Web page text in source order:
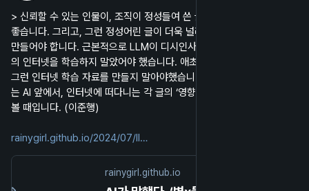
> 신뢰할 수 있는 인물이, 조직이 정성들여 쓴 글을 애써 찾아 읽는 것이
좋습니다. 그리고, 그런 정성어린 글이 더욱 널리 퍼져나가는 생태계를
만들어야 합니다. 근본적으로 LLM이 디시인사이드를, 20대 한국 남성
의 인터넷을 학습하지 말았어야 했습니다. 애초에 그런 인터넷 생태계,
그런 인터넷 학습 자료를 만들지 말아야했습니다. 편견을 더욱 증폭시키
는 AI 앞에서, 인터넷에 떠다니는 각 글의 ‘영향력’에 대해 다시금 생각해
볼 때입니다. (이준행)
rainygirl.github.io/2024/07/ll
rainygirl.github.io